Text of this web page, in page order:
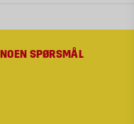
SPØRSMÅL